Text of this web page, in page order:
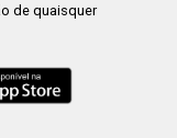
de quaisquer